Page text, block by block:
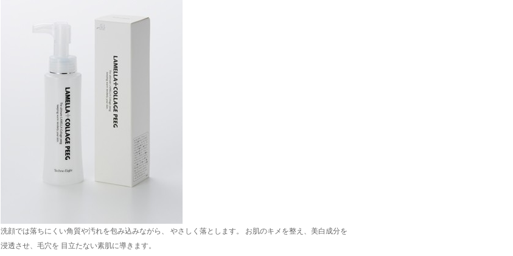
洗顔では落ちにくい角質や汚れを包み込みながら、 やさしく落とします。 お肌のキメを整え、美白成分を
浸透させ、毛穴を 目立たない素肌に導きます。